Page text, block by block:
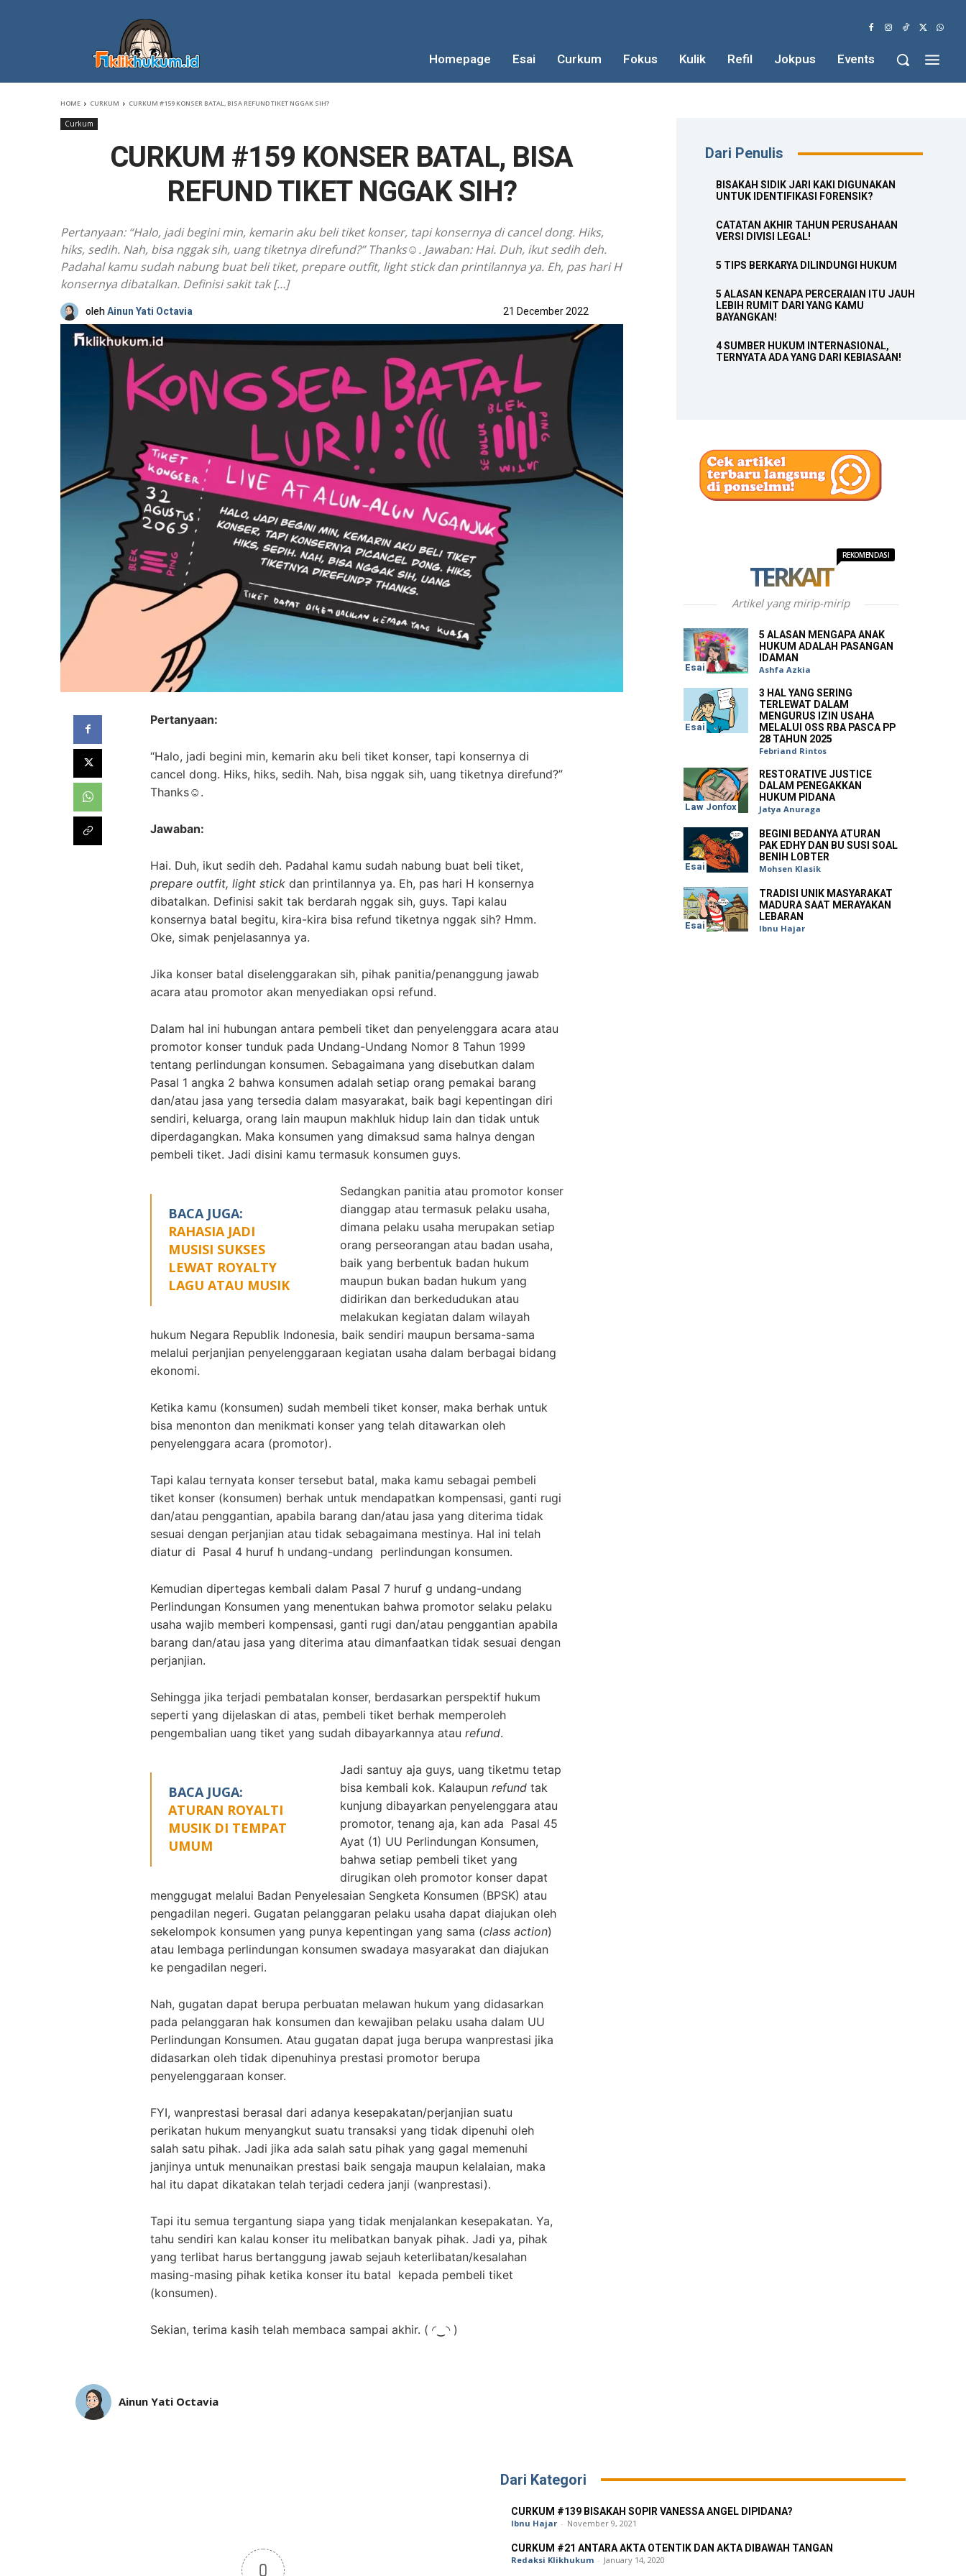
Homepage Esai Curkum Fokus Kulik Refil Jokpus Events
HOME CURKUM CURKUM #159 KONSER BATAL, BISA REFUND TIKET NGGAK SIH?
Curkum
CURKUM #159 KONSER BATAL, BISA
REFUND TIKET NGGAK SIH?
Pertanyaan: “Halo, jadi begini min, kemarin aku beli tiket konser, tapi konsernya di cancel dong. Hiks,
hiks, sedih. Nah, bisa nggak sih, uang tiketnya direfund?” Thanks☺. Jawaban: Hai. Duh, ikut sedih deh.
Padahal kamu sudah nabung buat beli tiket, prepare outfit, light stick dan printilannya ya. Eh, pas hari H
konsernya dibatalkan. Definisi sakit tak […]
olehAinun Yati Octavia 21 December 2022
Pertanyaan:
“Halo, jadi begini min, kemarin aku beli tiket konser, tapi konsernya di
cancel dong. Hiks, hiks, sedih. Nah, bisa nggak sih, uang tiketnya direfund?”
Thanks☺.
Jawaban:
Hai. Duh, ikut sedih deh. Padahal kamu sudah nabung buat beli tiket,
prepare outfit, light stickdan printilannya ya. Eh, pas hari H konsernya
dibatalkan. Definisi sakit tak berdarah nggak sih, guys. Tapi kalau
konsernya batal begitu, kira-kira bisa refund tiketnya nggak sih? Hmm.
Oke, simak penjelasannya ya.
Jika konser batal diselenggarakan sih, pihak panitia/penanggung jawab
acara atau promotor akan menyediakan opsi refund.
Dalam hal ini hubungan antara pembeli tiket dan penyelenggara acara atau
promotor konser tunduk pada Undang-Undang Nomor 8 Tahun 1999
tentang perlindungan konsumen. Sebagaimana yang disebutkan dalam
Pasal 1 angka 2 bahwa konsumen adalah setiap orang pemakai barang
dan/atau jasa yang tersedia dalam masyarakat, baik bagi kepentingan diri
sendiri, keluarga, orang lain maupun makhluk hidup lain dan tidak untuk
diperdagangkan. Maka konsumen yang dimaksud sama halnya dengan
pembeli tiket. Jadi disini kamu termasuk konsumen guys.
BACA JUGA:
RAHASIA JADI
MUSISI SUKSES
LEWAT ROYALTY
LAGU ATAU MUSIK
Sedangkan panitia atau promotor konser
dianggap atau termasuk pelaku usaha,
dimana pelaku usaha merupakan setiap
orang perseorangan atau badan usaha,
baik yang berbentuk badan hukum
maupun bukan badan hukum yang
didirikan dan berkedudukan atau
melakukan kegiatan dalam wilayah
hukum Negara Republik Indonesia, baik sendiri maupun bersama-sama
melalui perjanjian penyelenggaraan kegiatan usaha dalam berbagai bidang
ekonomi.
Ketika kamu (konsumen) sudah membeli tiket konser, maka berhak untuk
bisa menonton dan menikmati konser yang telah ditawarkan oleh
penyelenggara acara (promotor).
Tapi kalau ternyata konser tersebut batal, maka kamu sebagai pembeli
tiket konser (konsumen) berhak untuk mendapatkan kompensasi, ganti rugi
dan/atau penggantian, apabila barang dan/atau jasa yang diterima tidak
sesuai dengan perjanjian atau tidak sebagaimana mestinya. Hal ini telah
diatur di Pasal 4 huruf h undang-undang perlindungan konsumen.
Kemudian dipertegas kembali dalam Pasal 7 huruf g undang-undang
Perlindungan Konsumen yang menentukan bahwa promotor selaku pelaku
usaha wajib memberi kompensasi, ganti rugi dan/atau penggantian apabila
barang dan/atau jasa yang diterima atau dimanfaatkan tidak sesuai dengan
perjanjian.
Sehingga jika terjadi pembatalan konser, berdasarkan perspektif hukum
seperti yang dijelaskan di atas, pembeli tiket berhak memperoleh
pengembalian uang tiket yang sudah dibayarkannya atau refund.
BACA JUGA:
ATURAN ROYALTI
MUSIK DI TEMPAT
UMUM
Jadi santuy aja guys, uang tiketmu tetap
bisa kembali kok. Kalaupun refundtak
kunjung dibayarkan penyelenggara atau
promotor, tenang aja, kan ada Pasal 45
Ayat (1) UU Perlindungan Konsumen,
bahwa setiap pembeli tiket yang
dirugikan oleh promotor konser dapat
menggugat melalui Badan Penyelesaian Sengketa Konsumen (BPSK) atau
pengadilan negeri. Gugatan pelanggaran pelaku usaha dapat diajukan oleh
sekelompok konsumen yang punya kepentingan yang sama (class action)
atau lembaga perlindungan konsumen swadaya masyarakat dan diajukan
ke pengadilan negeri.
Nah, gugatan dapat berupa perbuatan melawan hukum yang didasarkan
pada pelanggaran hak konsumen dan kewajiban pelaku usaha dalam UU
Perlindungan Konsumen. Atau gugatan dapat juga berupa wanprestasi jika
didasarkan oleh tidak dipenuhinya prestasi promotor berupa
penyelenggaraan konser.
FYI, wanprestasi berasal dari adanya kesepakatan/perjanjian suatu
perikatan hukum menyangkut suatu transaksi yang tidak dipenuhi oleh
salah satu pihak. Jadi jika ada salah satu pihak yang gagal memenuhi
janjinya untuk menunaikan prestasi baik sengaja maupun kelalaian, maka
hal itu dapat dikatakan telah terjadi cedera janji (wanprestasi).
Tapi itu semua tergantung siapa yang tidak menjalankan kesepakatan. Ya,
tahu sendiri kan kalau konser itu melibatkan banyak pihak. Jadi ya, pihak
yang terlibat harus bertanggung jawab sejauh keterlibatan/kesalahan
masing-masing pihak ketika konser itu batal kepada pembeli tiket
(konsumen).
Sekian, terima kasih telah membaca sampai akhir. ( ◜‿◝ )
Dari Penulis
BISAKAH SIDIK JARI KAKI DIGUNAKAN
UNTUK IDENTIFIKASI FORENSIK?
CATATAN AKHIR TAHUN PERUSAHAAN
VERSI DIVISI LEGAL!
5 TIPS BERKARYA DILINDUNGI HUKUM
5 ALASAN KENAPA PERCERAIAN ITU JAUH
LEBIH RUMIT DARI YANG KAMU
BAYANGKAN!
4 SUMBER HUKUM INTERNASIONAL,
TERNYATA ADA YANG DARI KEBIASAAN!
TERKAIT
REKOMENDASI
Artikel yang mirip-mirip
Esai
5 ALASAN MENGAPA ANAK
HUKUM ADALAH PASANGAN
IDAMAN
Ashfa Azkia
Esai
3 HAL YANG SERING
TERLEWAT DALAM
MENGURUS IZIN USAHA
MELALUI OSS RBA PASCA PP
28 TAHUN 2025
Febriand Rintos
Law Jonfox
RESTORATIVE JUSTICE
DALAM PENEGAKKAN
HUKUM PIDANA
Jatya Anuraga
Esai
BEGINI BEDANYA ATURAN
PAK EDHY DAN BU SUSI SOAL
BENIH LOBTER
Mohsen Klasik
Esai
TRADISI UNIK MASYARAKAT
MADURA SAAT MERAYAKAN
LEBARAN
Ibnu Hajar
Ainun Yati Octavia
0
Dari Kategori
CURKUM #139 BISAKAH SOPIR VANESSA ANGEL DIPIDANA?
Ibnu Hajar - November 9, 2021
CURKUM #21 ANTARA AKTA OTENTIK DAN AKTA DIBAWAH TANGAN
Redaksi Klikhukum - January 14, 2020